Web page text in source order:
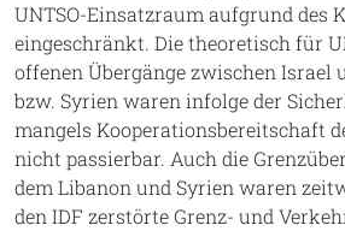
UNTSO-Einsatzraum aufgrund des
eingeschränkt. Die theoretisch für
offenen Übergänge zwischen Israel
bzw. Syrien waren infolge der
mangels Kooperationsbereitschaft
nicht passierbar. Auch die
dem Libanon und Syrien waren
den IDF zerstörte Grenz- und